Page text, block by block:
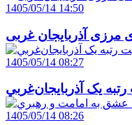
1405/05/14 14:50
1405/05/14 08:27
يک آذربايجان‌غربي
1405/05/14 08:26